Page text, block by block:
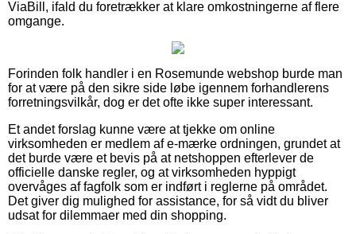
ViaBill, ifald du foretrækker at klare omkostningerne af flere
omgange.
Forinden folk handler i en Rosemunde webshop burde man
for at være på den sikre side løbe igennem forhandlerens
forretningsvilkår, dog er det ofte ikke super interessant.
Et andet forslag kunne være at tjekke om online
virksomheden er medlem af e-mærke ordningen, grundet at
det burde være et bevis på at netshoppen efterlever de
officielle danske regler, og at virksomheden hyppigt
overvåges af fagfolk som er indført i reglerne på området.
Det giver dig mulighed for assistance, for så vidt du bliver
udsat for dilemmaer med din shopping.